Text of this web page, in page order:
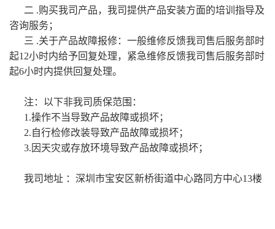
二 .购买我司产品，我司提供产品安装方面的培训指导及
咨询服务；
三 .关于产品故障报修：一般维修反馈我司售后服务部时
起12小时内给予回复处理，紧急维修反馈我司售后服务部时
起6小时内提供回复处理。
注：以下非我司质保范围：
1.操作不当导致产品故障或损坏；
2.自行检修改装导致产品故障或损坏；
3.因天灾或存放环境导致产品故障或损坏；
我司地址 ：深圳市宝安区新桥街道中心路同方中心13楼